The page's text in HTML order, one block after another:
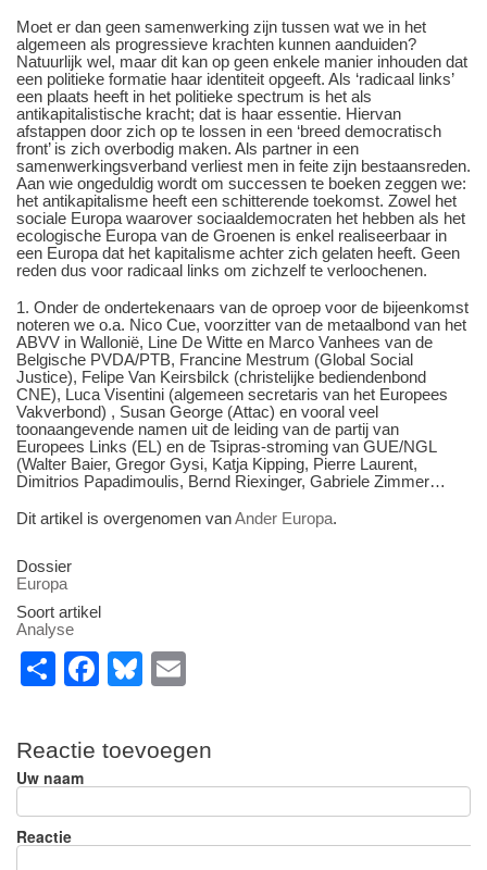
Moet er dan geen samenwerking zijn tussen wat we in het
algemeen als progressieve krachten kunnen aanduiden?
Natuurlijk wel, maar dit kan op geen enkele manier inhouden dat
een politieke formatie haar identiteit opgeeft. Als ‘radicaal links’
een plaats heeft in het politieke spectrum is het als
antikapitalistische kracht; dat is haar essentie. Hiervan
afstappen door zich op te lossen in een ‘breed democratisch
front’ is zich overbodig maken. Als partner in een
samenwerkingsverband verliest men in feite zijn bestaansreden.
Aan wie ongeduldig wordt om successen te boeken zeggen we:
het antikapitalisme heeft een schitterende toekomst. Zowel het
sociale Europa waarover sociaaldemocraten het hebben als het
ecologische Europa van de Groenen is enkel realiseerbaar in
een Europa dat het kapitalisme achter zich gelaten heeft. Geen
reden dus voor radicaal links om zichzelf te verloochenen.
1. Onder de ondertekenaars van de oproep voor de bijeenkomst
noteren we o.a. Nico Cue, voorzitter van de metaalbond van het
ABVV in Wallonië, Line De Witte en Marco Vanhees van de
Belgische PVDA/PTB, Francine Mestrum (Global Social
Justice), Felipe Van Keirsbilck (christelijke bediendenbond
CNE), Luca Visentini (algemeen secretaris van het Europees
Vakverbond) , Susan George (Attac) en vooral veel
toonaangevende namen uit de leiding van de partij van
Europees Links (EL) en de Tsipras-stroming van GUE/NGL
(Walter Baier, Gregor Gysi, Katja Kipping, Pierre Laurent,
Dimitrios Papadimoulis, Bernd Riexinger, Gabriele Zimmer…
Dit artikel is overgenomen vanAnder Europa.
Dossier
Europa
Soort artikel
Analyse
S
ar
e
F
c
e
b
o
Bl
e
sk
y
ail
Reactie toevoegen
Uw naam
Reactie